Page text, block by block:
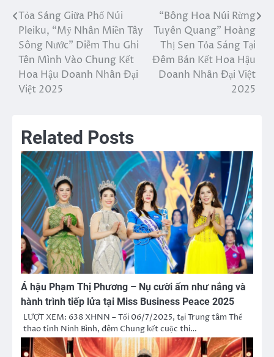
Điều
hướng
bài
viết
Tỏa Sáng Giữa Phố Núi
Pleiku, “Mỹ Nhân Miền Tây
Sông Nước” Diễm Thu Ghi
Tên Mình Vào Chung Kết
Hoa Hậu Doanh Nhân Đại
Việt 2025
“Bông Hoa Núi Rừng
Tuyên Quang” Hoàng
Thị Sen Tỏa Sáng Tại
Đêm Bán Kết Hoa Hậu
Doanh Nhân Đại Việt
2025
Related Posts
Á hậu Phạm Thị Phương – Nụ cười ấm như nắng và
hành trình tiếp lửa tại Miss Business Peace 2025
LƯỢT XEM: 638 XHNN – Tối 06/7/2025, tại Trung tâm Thể
thao tỉnh Ninh Bình, đêm Chung kết cuộc thi…